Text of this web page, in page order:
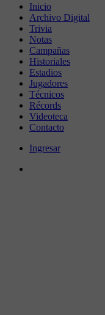
Inicio
Archivo Digital
Trivia
Notas
Campañas
Historiales
Estadios
Jugadores
Técnicos
Récords
Videoteca
Contacto
Ingresar